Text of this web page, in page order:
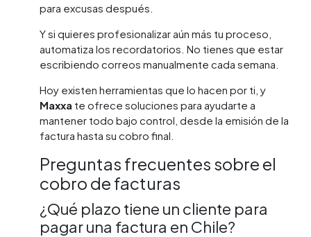
para excusas después.
Y si quieres profesionalizar aún más tu proceso,
automatiza los recordatorios. No tienes que estar
escribiendo correos manualmente cada semana.
Hoy existen herramientas que lo hacen por ti, y
Maxxa te ofrece soluciones para ayudarte a
mantener todo bajo control, desde la emisión de la
factura hasta su cobro final.
Preguntas frecuentes sobre el
cobro de facturas
¿Qué plazo tiene un cliente para
pagar una factura en Chile?